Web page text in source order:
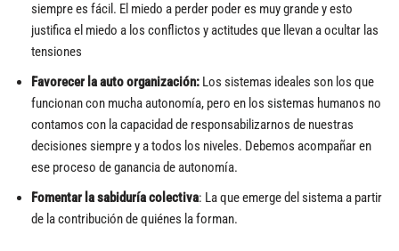
siempre es fácil. El miedo a perder poder es muy grande y esto
justifica el miedo a los conflictos y actitudes que llevan a ocultar las
tensiones
Favorecer la auto organización: Los sistemas ideales son los que
funcionan con mucha autonomía, pero en los sistemas humanos no
contamos con la capacidad de responsabilizarnos de nuestras
decisiones siempre y a todos los niveles. Debemos acompañar en
ese proceso de ganancia de autonomía.
Fomentar la sabiduría colectiva: La que emerge del sistema a partir
de la contribución de quiénes la forman.